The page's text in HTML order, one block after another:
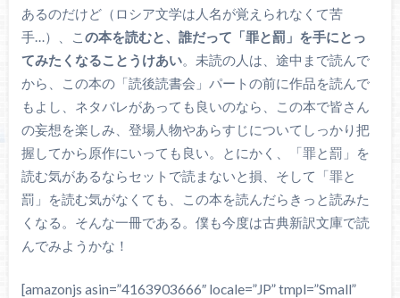
あるのだけど（ロシア文学は人名が覚えられなくて苦
手…）、こ の本を読むと、誰だって「罪と罰」を手にとっ
てみたくなることうけあい。未読の人は、途中まで読んで
から、この本の「読後読書会」パートの前に作品を読んで
もよし、ネタバレがあっても良いのなら、この本で皆さん
の妄想を楽しみ、登場人物やあらすじについてしっかり把
握してから原作にいっても良い。とにかく、「罪と罰」を
読む気があるならセットで読まないと損、そして「罪と
罰」を読む気がなくても、この本を読んだらきっと読みた
くなる。そんな一冊である。僕も今度は古典新訳文庫で読
んでみようかな！
[amazonjs asin=”4163903666″ locale=”JP” tmpl=”Small”